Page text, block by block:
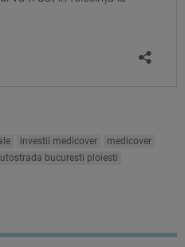
investii medicover
medicover
bucuresti ploiesti